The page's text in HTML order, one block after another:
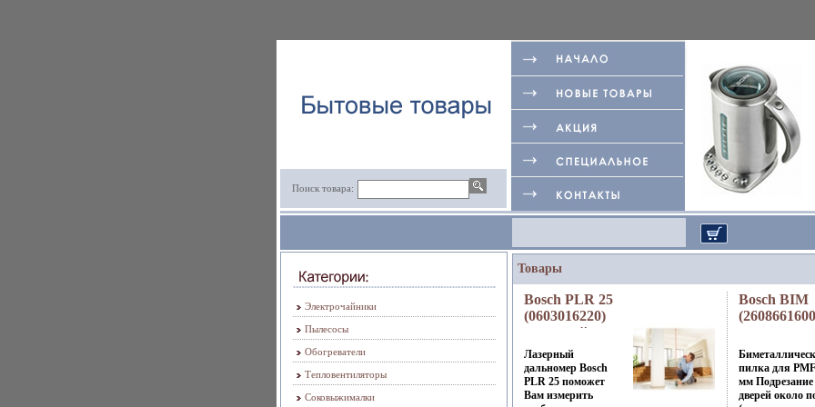
Поиск товара:
Электрочайники
Пылесосы
Обогреватели
Тепловентиляторы
Соковыжималки
Товары
Bosch PLR 25
(0603016220)
лазерный
дальномер
Электроинструмент
Bosch;
Малайзия
Лазерный
дальномер Bosch
PLR 25 поможет
Вам измерить
Bosch BIM
PMF 180E
85мм
Bosch;
пилка для
мм Подрезание
дверей около